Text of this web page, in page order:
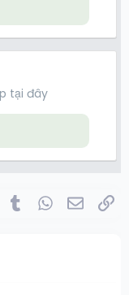
tại đây
Pinterest
Tumblr WhatsApp
Email